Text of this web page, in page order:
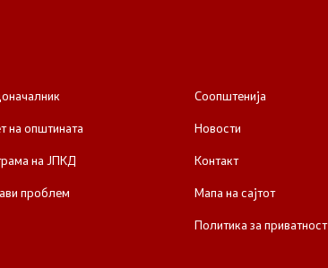
на општината
на ЈПКД
проблем
Соопштенија
Новости
Контакт
Мапа на сајтот
Политика за приватност